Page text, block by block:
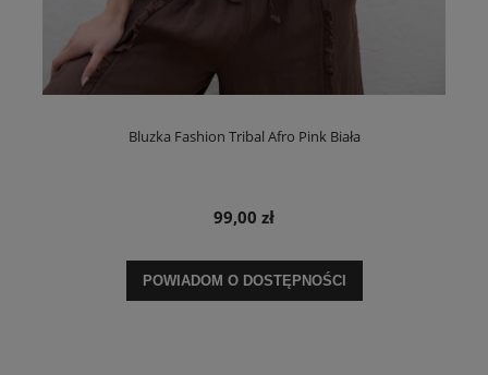
Bluzka Fashion Tribal Afro Pink Biała
99,00 zł
POWIADOM O DOSTĘPNOŚCI